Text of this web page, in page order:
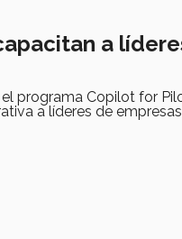
a
programa Copilot for
a líderes de